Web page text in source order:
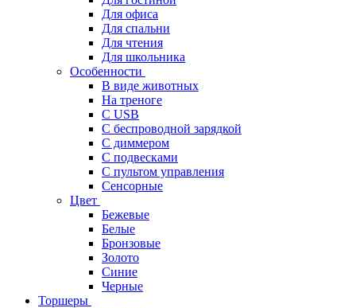
Для офиса
Для спальни
Для чтения
Для школьника
Особенности
В виде животных
На треноге
С USB
С беспроводной зарядкой
С диммером
С подвесками
С пультом управления
Сенсорные
Цвет
Бежевые
Белые
Бронзовые
Золото
Синие
Черные
Торшеры